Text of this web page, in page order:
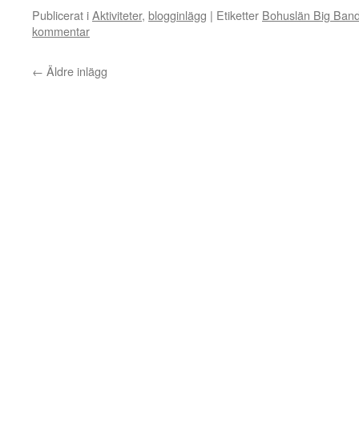
Publicerat iAktiviteter, blogginlägg | Etiketter Bohuslän Big
kommentar
← Äldre inlägg